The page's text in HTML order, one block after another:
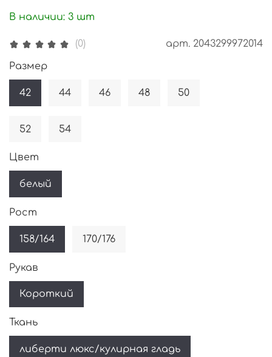
(0) арт. 2043299972014
В наличии: 3 шт
Размер
42 44 46 48 50
52 54
Цвет
белый
Рост
158/164 170/176
Рукав
Короткий
Ткань
либерти люкс/кулирная гладь